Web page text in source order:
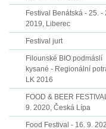
Festival Benátská - 25. -
2019, Liberec
Festival jurt
Filounské BIO podmáslí
kysané - Regionální
LK 2016
FOOD & BEER
9. 2020, Česká Lípa
Food Festival - 16. 9.